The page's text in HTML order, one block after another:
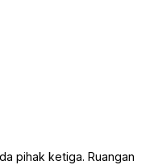
pihak ketiga. Ruangan